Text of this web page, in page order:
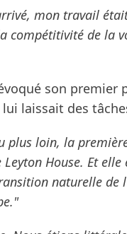
mon travail
compétitivité de la
son premier
laissait des
plus loin, la
House. Et
naturelle de